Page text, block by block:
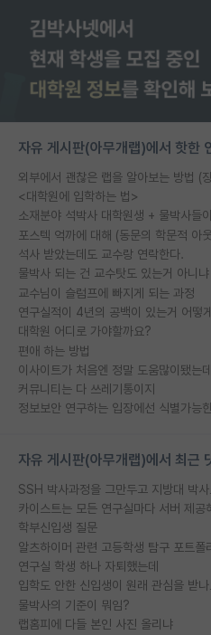
자유 게시판(아무개랩)에서 핫한
외부에서 괜찮은 랩을 알아보는 방법 (
<대학원에 입학하는 법>
소재분야 석박사 대학원생 + 물박사들
석사 받았는데도 교수랑 연락한다.
물박사 되는 건 교수탓도 있는거 아니냐
교수님이 슬럼프에 빠지게 되는 과정
연구실적이 4년의 공백이 있는거 어떻
대학원 어디로 가야할까요?
편애 하는 방법
이사이트가 처음엔 정말 도움많이됐는데
커뮤니티는 다 쓰레기통이지
자유 게시판(아무개랩)에서 최근
카이스트는 모든 연구실마다 서버 제공
학부신입생 질문
알츠하이머 관련 고등학생 탐구 포트폴
연구실 학생 하나 자퇴했는데
입학도 안한 신입생이 원래 관심을 받
물박사의 기준이 뭐임?
랩홈피에 다들 본인 사진 올리냐